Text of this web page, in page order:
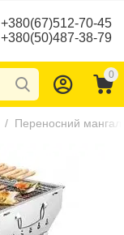
+380(67)512-70-45
+380(50)487-38-79
0
/